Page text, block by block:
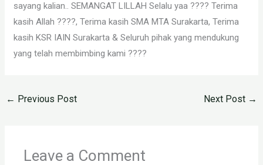
sayang kalian.. SEMANGAT LILLAH Selalu yaa ???? Terima
kasih Allah ????, Terima kasih SMA MTA Surakarta, Terima
kasih KSR IAIN Surakarta & Seluruh pihak yang mendukung
yang telah membimbing kami ????
← Previous Post Next Post →
Leave a Comment